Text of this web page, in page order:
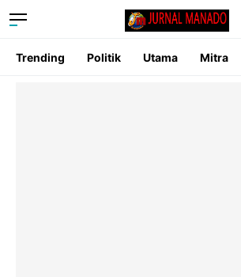
Trending Politik Utama Mitra